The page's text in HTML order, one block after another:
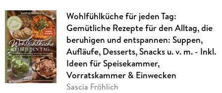
Wohlfühlküche für jeden Tag:
Gemütliche Rezepte für den Alltag, die
beruhigen und entspannen: Suppen,
Aufläufe, Desserts, Snacks u. v. m. - Inkl.
Ideen für Speisekammer,
Vorratskammer & Einwecken
Sascia Fröhlich